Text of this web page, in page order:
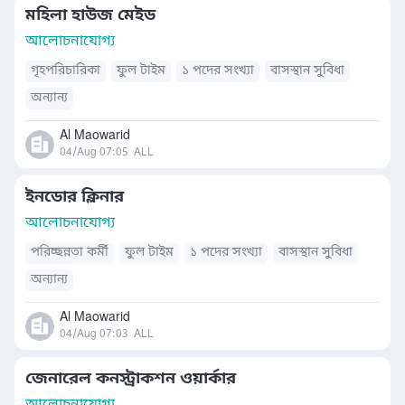
মহিলা হাউজ মেইড
আলোচনাযোগ্য
গৃহপরিচারিকা ফুল টাইম ১ পদের সংখ্যা
বাসস্থান সুবিধা
অন্যান্য
Al Maowarid
04/Aug 07:05 ALL
ইনডোর ক্লিনার
আলোচনাযোগ্য
পরিচ্ছন্নতা কর্মী ফুল টাইম ১ পদের সংখ্যা
বাসস্থান সুবিধা
অন্যান্য
Al Maowarid
04/Aug 07:03 ALL
জেনারেল কনস্ট্রাকশন ওয়ার্কার